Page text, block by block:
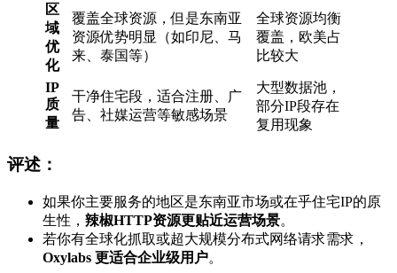
区
域
优
化
覆盖全球资源，但是东南亚
资源优势明显（如印尼、马
来、泰国等）
全球资源均衡
覆盖，欧美占
比较大
IP
质
量
干净住宅段，适合注册、广
告、社媒运营等敏感场景
大型数据池，
部分IP段存在
复用现象
评述：
如果你主要服务的地区是东南亚市场或在乎住宅IP的原
生性， 辣椒HTTP资源更贴近运营场景。
若你有全球化抓取或超大规模分布式网络请求需求，
Oxylabs 更适合企业级用户。